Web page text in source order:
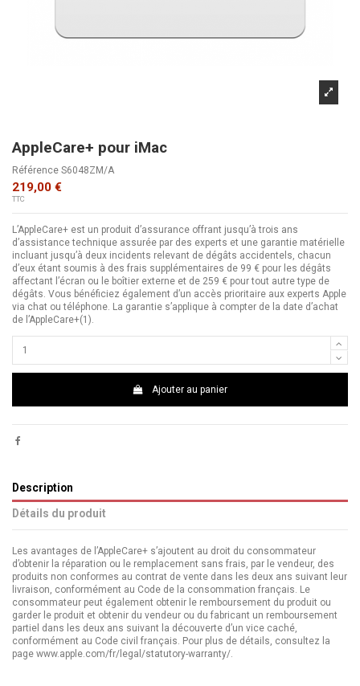
AppleCare+ pour iMac
Référence S6048ZM/A
219,00 €
TTC
L’AppleCare+ est un produit d’assurance offrant jusqu’à trois ans
d’assistance technique assurée par des experts et une garantie matérielle
incluant jusqu’à deux incidents relevant de dégâts accidentels, chacun
d’eux étant soumis à des frais supplémentaires de 99 € pour les dégâts
affectant l’écran ou le boîtier externe et de 259 € pour tout autre type de
dégâts. Vous bénéficiez également d’un accès prioritaire aux experts Apple
via chat ou téléphone. La garantie s’applique à compter de la date d’achat
de l’AppleCare+(1).
Ajouter au panier
Description
Détails du produit
Les avantages de l’AppleCare+ s’ajoutent au droit du consommateur
d’obtenir la réparation ou le remplacement sans frais, par le vendeur, des
produits non conformes au contrat de vente dans les deux ans suivant leur
livraison, conformément au Code de la consommation français. Le
consommateur peut également obtenir le remboursement du produit ou
garder le produit et obtenir du vendeur ou du fabricant un remboursement
partiel dans les deux ans suivant la découverte d’un vice caché,
conformément au Code civil français. Pour plus de détails, consultez la
page www.apple.com/fr/legal/statutory-warranty/.